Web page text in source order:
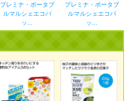
プレミナ・ポータブ
ルマルシェエコバ
ッ...
プレミナ・ポータブ
ルマルシェエコバ
ッ...